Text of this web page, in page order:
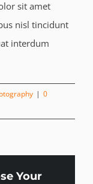
sit amet
nisl tincidunt
interdum
| 0
Your